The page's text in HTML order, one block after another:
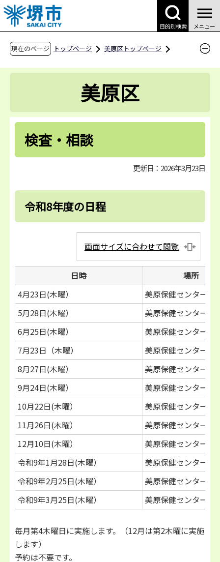
こ
の
ペ
目的別検索 メニュー
現在のページ トップページ
美原区トップページ
健康についての相談・教室等
美原区
検査・相談
更新日：2026年3月23日
令和8年度の日程
画面サイズに合わせて閲覧
日時
場所
4月23日(木曜）
美原保健センター
5月28日(木曜）
美原保健センター
6月25日(木曜）
美原保健センター
7月23日（木曜）
美原保健センター
8月27日(木曜）
美原保健センター
9月24日(木曜）
美原保健センター
10月22日(木曜）
美原保健センター
11月26日(木曜）
美原保健センター
12月10日(木曜）
美原保健センター
令和9年1月28日(木曜）
美原保健センター
令和9年2月25日(木曜）
美原保健センター
令和9年3月25日(木曜）
美原保健センター
毎月第4木曜日に実施します。（12月は第2木曜に実施
します）
予約は不要です。